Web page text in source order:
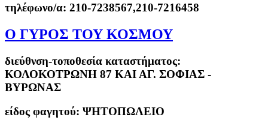
τηλέφωνο/α: 210-7238567,210-7216458
Ο ΓΥΡΟΣ ΤΟΥ ΚΟΣΜΟΥ
διεύθνση-τοποθεσία καταστήματος:
ΚΟΛΟΚΟΤΡΩΝΗ 87 ΚΑΙ ΑΓ. ΣΟΦΙΑΣ -
ΒΥΡΩΝΑΣ
είδος φαγητού: ΨΗΤΟΠΩΛΕΙΟ